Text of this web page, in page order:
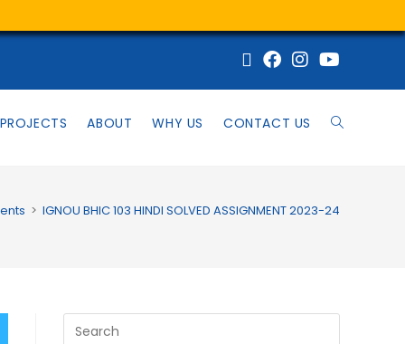
PROJECTS ABOUT WHY US CONTACT US
> IGNOU BHIC 103 HINDI SOLVED ASSIGNMENT 2023-24